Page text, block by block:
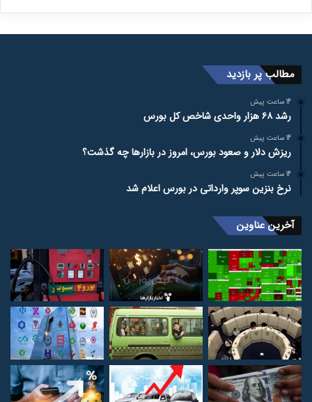
مطالب پر بازدید
14 ساعت پیش
رشد ۶۸ هزار واحدی شاخص کل بورس
14 ساعت پیش
ریزش دلار و صعود بورس، امروز در بازارها چه گذشت؟
14 ساعت پیش
نرخ بنزین سوپر وارداتی در بورس اعلام شد
آخرین عناوین